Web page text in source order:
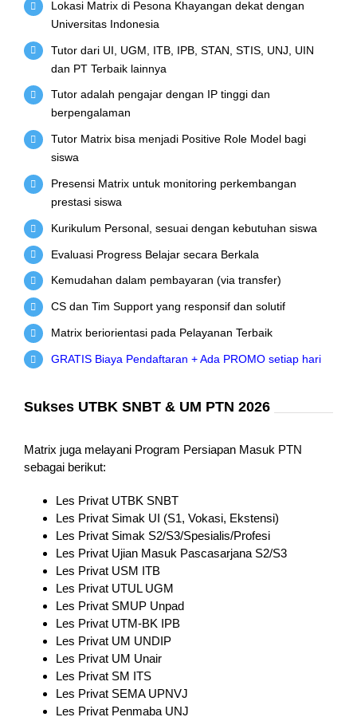
Lokasi Matrix di Pesona Khayangan dekat dengan
Universitas Indonesia
Tutor dari UI, UGM, ITB, IPB, STAN, STIS, UNJ, UIN
dan PT Terbaik lainnya
Tutor adalah pengajar dengan IP tinggi dan
berpengalaman
Tutor Matrix bisa menjadi Positive Role Model bagi
siswa
Presensi Matrix untuk monitoring perkembangan
prestasi siswa
Kurikulum Personal, sesuai dengan kebutuhan siswa
Evaluasi Progress Belajar secara Berkala
Kemudahan dalam pembayaran (via transfer)
CS dan Tim Support yang responsif dan solutif
Matrix beriorientasi pada Pelayanan Terbaik
GRATIS Biaya Pendaftaran + Ada PROMO setiap hari
Sukses UTBK SNBT & UM PTN 2026
Matrix juga melayani Program Persiapan Masuk PTN
sebagai berikut:
Les Privat UTBK SNBT
Les Privat Simak UI (S1, Vokasi, Ekstensi)
Les Privat Simak S2/S3/Spesialis/Profesi
Les Privat Ujian Masuk Pascasarjana S2/S3
Les Privat USM ITB
Les Privat UTUL UGM
Les Privat SMUP Unpad
Les Privat UTM-BK IPB
Les Privat UM UNDIP
Les Privat UM Unair
Les Privat SM ITS
Les Privat SEMA UPNVJ
Les Privat Penmaba UNJ